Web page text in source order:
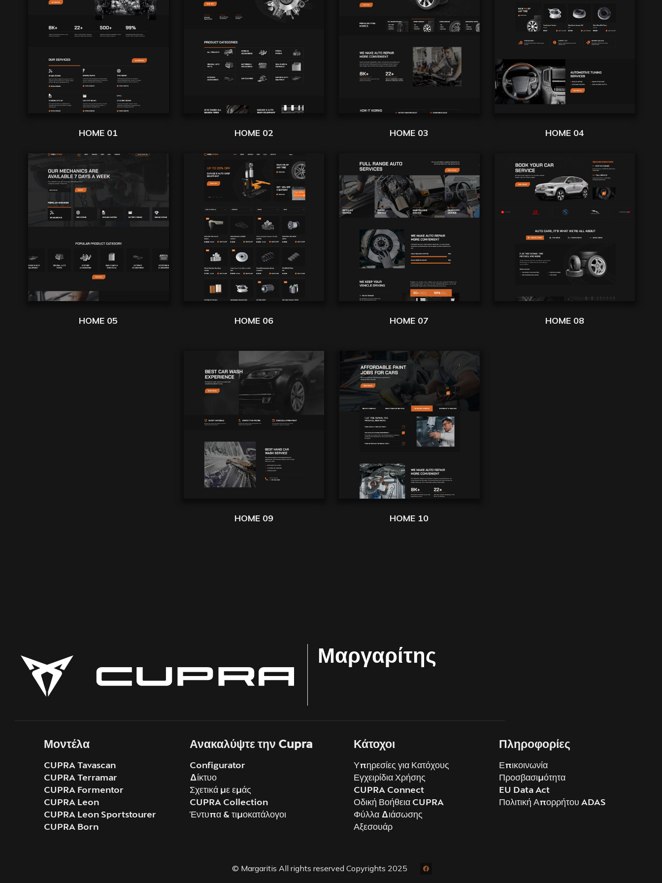
HOME 01 HOME 02 HOME 03 HOME 04
HOME 05 HOME 06 HOME 07 HOME 08
HOME 09 HOME 10
Μαργαρίτης
Μοντέλα
CUPRA Tavascan
CUPRA Terramar
CUPRA Formentor
CUPRA Leon
CUPRA Leon Sportstourer
CUPRA Born
Ανακαλύψτε την Cupra
Configurator
Δίκτυο
Σχετικά με εμάς
CUPRA Collection
Έντυπα & τιμοκατάλογοι
Κάτοχοι
Υπηρεσίες για Κατόχους
Εγχειρίδια Χρήσης
CUPRA Connect
Οδική Βοήθεια CUPRA
Φύλλα Διάσωσης
Αξεσουάρ
Πληροφορίες
Επικοινωνία
Προσβασιμότητα
EU Data Act
Πολιτική Απορρήτου ADAS
© Margaritis All rights reserved Copyrights 2025